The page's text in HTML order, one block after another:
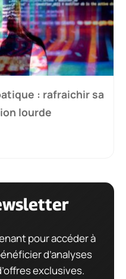
: rafraichir sa
lourde
pour accéder à
d’analyses
exclusives.